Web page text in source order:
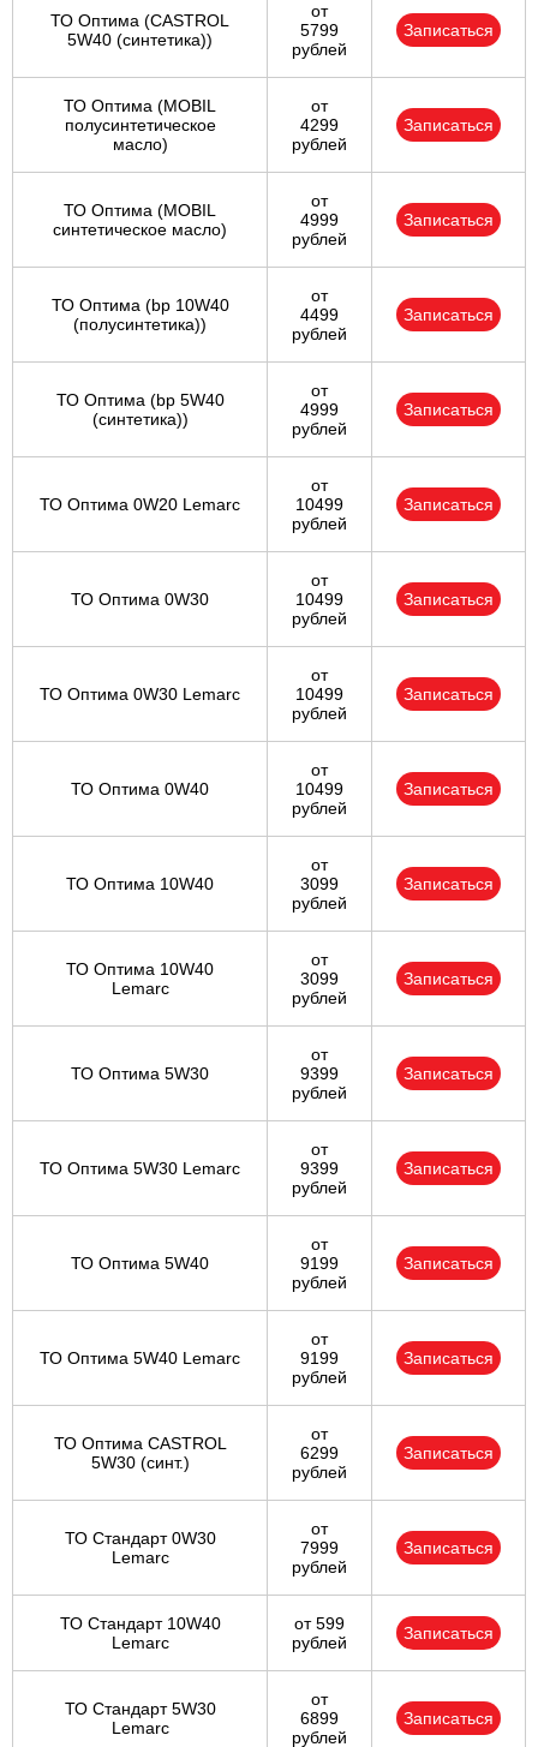
ТО Оптима (CASTROL
5W40 (синтетика))
от
5799
рублей
Записаться
ТО Оптима (MOBIL
полусинтетическое
масло)
от
4299
рублей
Записаться
ТО Оптима (MOBIL
синтетическое масло)
от
4999
рублей
Записаться
ТО Оптима (bp 10W40
(полусинтетика))
от
4499
рублей
Записаться
ТО Оптима (bp 5W40
(синтетика))
от
4999
рублей
Записаться
ТО Оптима 0W20 Lemarc
от
10499
рублей
Записаться
ТО Оптима 0W30
от
10499
рублей
Записаться
ТО Оптима 0W30 Lemarc
от
10499
рублей
Записаться
ТО Оптима 0W40
от
10499
рублей
Записаться
ТО Оптима 10W40
от
3099
рублей
Записаться
ТО Оптима 10W40
Lemarc
от
3099
рублей
Записаться
ТО Оптима 5W30
от
9399
рублей
Записаться
ТО Оптима 5W30 Lemarc
от
9399
рублей
Записаться
ТО Оптима 5W40
от
9199
рублей
Записаться
ТО Оптима 5W40 Lemarc
от
9199
рублей
Записаться
ТО Оптима CASTROL
5W30 (синт.)
от
6299
рублей
Записаться
ТО Стандарт 0W30
Lemarc
от
7999
рублей
Записаться
ТО Стандарт 10W40
Lemarc
от 599
рублей
Записаться
ТО Стандарт 5W30
Lemarc
от
6899
рублей
Записаться